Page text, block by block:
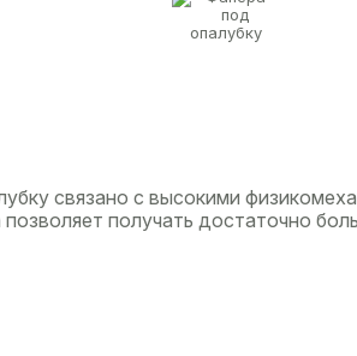
связано с высокими
получать достаточно